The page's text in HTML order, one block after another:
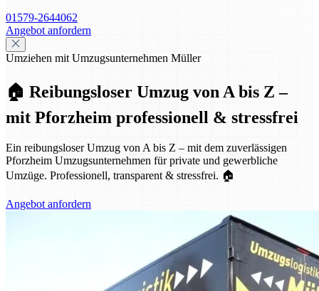
01579-2644062
Angebot anfordern
Umziehen mit Umzugsunternehmen Müller
🏠 Reibungsloser Umzug von A bis Z –
mit Pforzheim professionell & stressfrei
Ein reibungsloser Umzug von A bis Z – mit dem zuverlässigen
Pforzheim Umzugsunternehmen für private und gewerbliche
Umzüge. Professionell, transparent & stressfrei. 🏠
Angebot anfordern